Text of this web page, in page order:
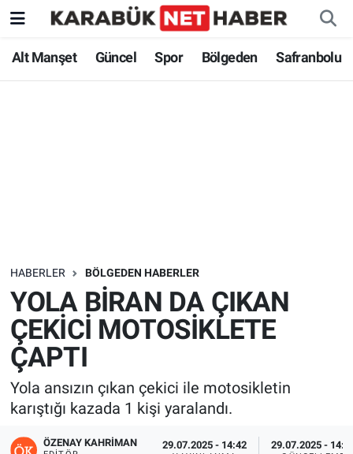
Alt Manşet Güncel Spor Bölgeden Safranbolu
HABERLER BÖLGEDEN HABERLER
YOLA BİRAN DA ÇIKAN
ÇEKİCİ MOTOSİKLETE
ÇAPTI
Yola ansızın çıkan çekici ile motosikletin
karıştığı kazada 1 kişi yaralandı.
ÖZENAY KAHRIMAN 29.07.2025 - 14:42 29.07.2025 -